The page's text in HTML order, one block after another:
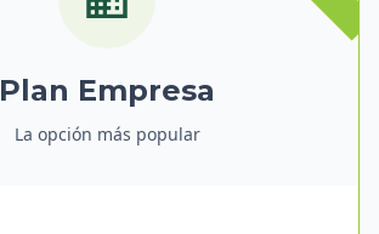
Plan Empresa
La opción más popular